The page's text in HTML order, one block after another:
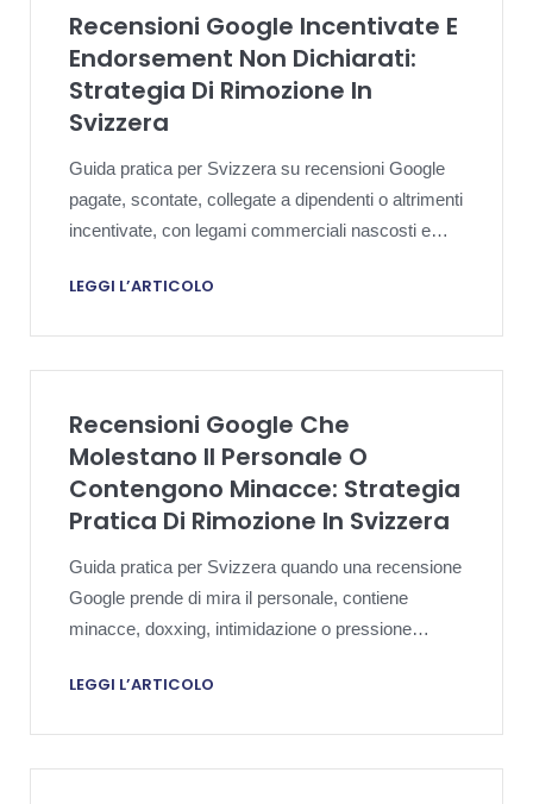
Recensioni Google Incentivate E
Endorsement Non Dichiarati:
Strategia Di Rimozione In
Svizzera
Guida pratica per Svizzera su recensioni Google
pagate, scontate, collegate a dipendenti o altrimenti
incentivate, con legami commerciali nascosti e
LEGGI L’ARTICOLO
Recensioni Google Che
Molestano Il Personale O
Contengono Minacce: Strategia
Pratica Di Rimozione In Svizzera
Guida pratica per Svizzera quando una recensione
Google prende di mira il personale, contiene
minacce, doxxing, intimidazione o pressione
LEGGI L’ARTICOLO